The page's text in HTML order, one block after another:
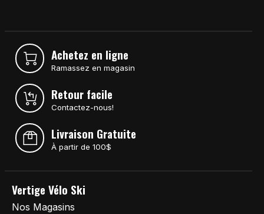
Achetez en ligne
Ramassez en magasin
Retour facile
Contactez-nous!
Livraison Gratuite
À partir de 100$
Vertige Vélo Ski
Nos Magasins